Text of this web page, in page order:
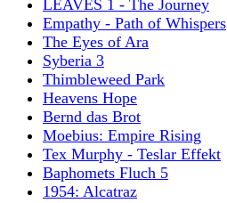
LEAVES 1 - The Journey
Empathy - Path of Whispers
The Eyes of Ara
Syberia 3
Thimbleweed Park
Heavens Hope
Bernd das Brot
Moebius: Empire Rising
Tex Murphy - Teslar Effekt
Baphomets Fluch 5
1954: Alcatraz